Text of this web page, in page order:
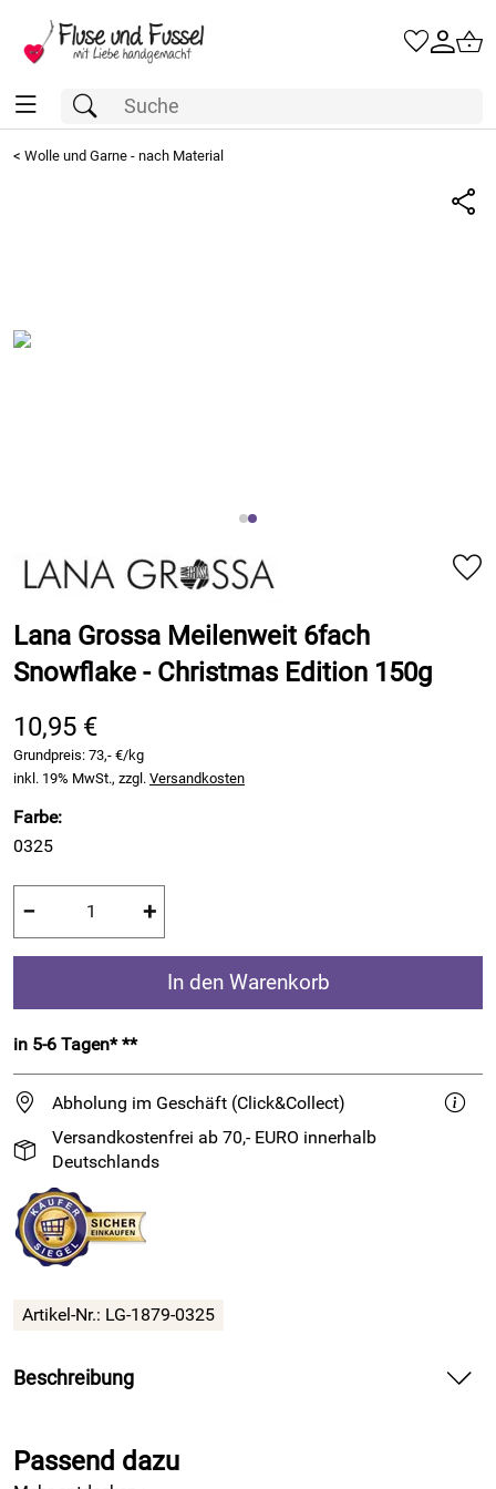
< Wolle und Garne - nach Material
Lana Grossa Meilenweit 6fach
Snowflake - Christmas Edition 150g
10,95 €
Grundpreis: 73,- €/kg
inkl. 19% MwSt., zzgl. Versandkosten
Farbe:
0325
− +
In den Warenkorb
in 5-6 Tagen* **
Abholung im Geschäft (Click&Collect)
Versandkostenfrei ab 70,- EURO innerhalb
Deutschlands
Artikel-Nr.: LG-1879-0325
Beschreibung
Klassisches, strapazierfähiges Sockengarn mit
Passend dazu